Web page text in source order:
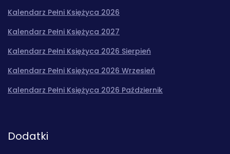
Kalendarz Pełni Księżyca 2026
Kalendarz Pełni Księżyca 2027
Kalendarz Pełni Księżyca 2026 Sierpień
Kalendarz Pełni Księżyca 2026 Wrzesień
Kalendarz Pełni Księżyca 2026 Październik
Dodatki